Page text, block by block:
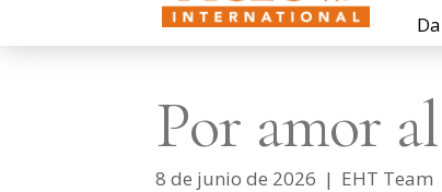
Por amor
8 de junio de 2026 | EHT Team